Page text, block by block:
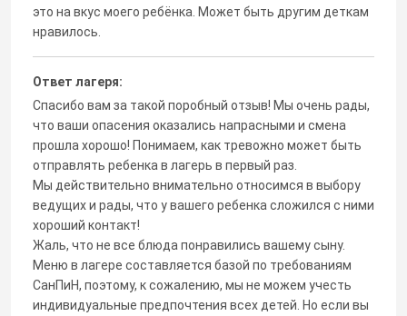
это на вкус моего ребёнка. Может быть другим деткам
нравилось.
Ответ лагеря:
Спасибо вам за такой поробный отзыв! Мы очень рады,
что ваши опасения оказались напрасными и смена
прошла хорошо! Понимаем, как тревожно может быть
отправлять ребенка в лагерь в первый раз.
Мы действительно внимательно относимся в выбору
ведущих и рады, что у вашего ребенка сложился с ними
хороший контакт!
Жаль, что не все блюда понравились вашему сыну.
Меню в лагере составляется базой по требованиям
СанПиН, поэтому, к сожалению, мы не можем учесть
индивидуальные предпочтения всех детей. Но если вы